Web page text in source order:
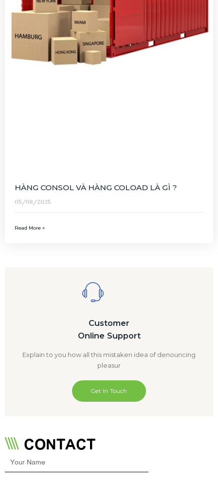
HÀNG CONSOL VÀ HÀNG COLOAD LÀ GÌ ?
05/08/2025
Read More »
Customer
Online Support
Explain to you how all this mistaken idea of denouncing
pleasur
Get In Touch
CONTACT